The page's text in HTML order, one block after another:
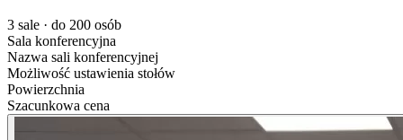
3 sale · do 200 osób
Sala konferencyjna
Nazwa sali konferencyjnej
Możliwość ustawienia stołów
Powierzchnia
Szacunkowa cena